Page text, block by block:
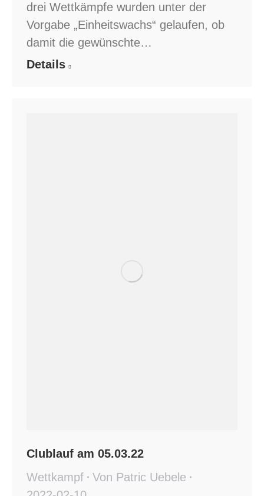
drei Wettkämpfe wurden unter der
Vorgabe „Einheitswachs“ gelaufen, ob
damit die gewünschte…
Details
Clublauf am 05.03.22
Wettkampf
Von Patric Uebele